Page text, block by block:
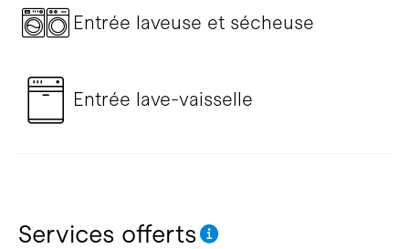
Entrée laveuse et sécheuse
Entrée lave-vaisselle
Services offerts